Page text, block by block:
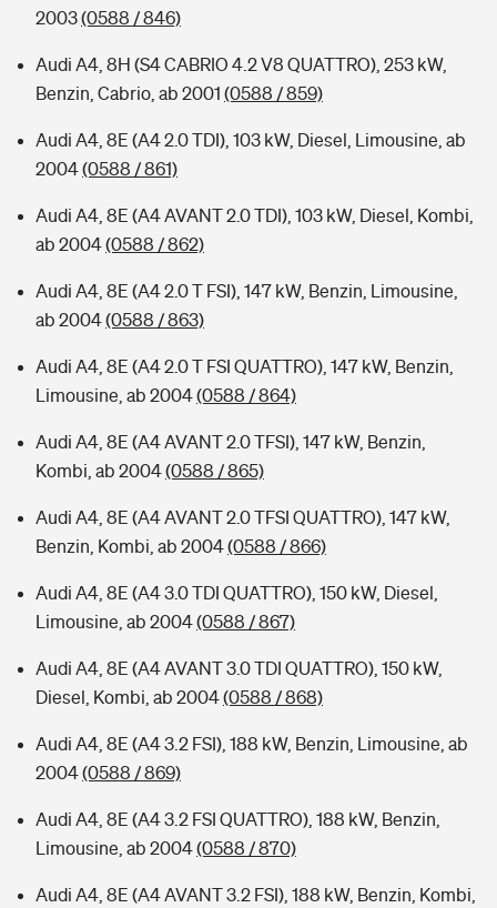
2003(0588 / 846)
Audi A4, 8H (S4 CABRIO 4.2 V8 QUATTRO), 253 kW,
Benzin, Cabrio, ab 2001 (0588 / 859)
Audi A4, 8E (A4 2.0 TDI), 103 kW, Diesel, Limousine, ab
2004(0588 / 861)
Audi A4, 8E (A4 AVANT 2.0 TDI), 103 kW, Diesel, Kombi,
ab 2004(0588 / 862)
Audi A4, 8E (A4 2.0 T FSI), 147 kW, Benzin, Limousine,
ab 2004(0588 / 863)
Audi A4, 8E (A4 2.0 T FSI QUATTRO), 147 kW, Benzin,
Limousine, ab 2004(0588 / 864)
Audi A4, 8E (A4 AVANT 2.0 TFSI), 147 kW, Benzin,
Kombi, ab 2004(0588 / 865)
Audi A4, 8E (A4 AVANT 2.0 TFSI QUATTRO), 147 kW,
Benzin, Kombi, ab 2004(0588 / 866)
Audi A4, 8E (A4 3.0 TDI QUATTRO), 150 kW, Diesel,
Limousine, ab 2004(0588 / 867)
Audi A4, 8E (A4 AVANT 3.0 TDI QUATTRO), 150 kW,
Diesel, Kombi, ab 2004(0588 / 868)
Audi A4, 8E (A4 3.2 FSI), 188 kW, Benzin, Limousine, ab
2004(0588 / 869)
Audi A4, 8E (A4 3.2 FSI QUATTRO), 188 kW, Benzin,
Limousine, ab 2004(0588 / 870)
Audi A4, 8E (A4 AVANT 3.2 FSI), 188 kW, Benzin, Kombi,